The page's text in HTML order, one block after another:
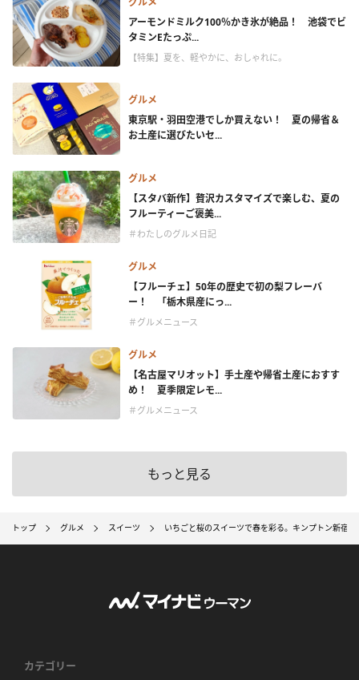
アーモンドミルク100％かき氷が絶品！ 池袋でビ
タミンEたっぷ...
【特集】夏を、軽やかに、おしゃれに。
グルメ
東京駅・羽田空港でしか買えない！ 夏の帰省＆
お土産に選びたいセ...
グルメ
【スタバ新作】贅沢カスタマイズで楽しむ、夏の
フルーティーご褒美...
＃わたしのグルメ日記
グルメ
【フルーチェ】50年の歴史で初の梨フレーバ
ー！ 「栃木県産にっ...
＃グルメニュース
グルメ
【名古屋マリオット】手土産や帰省土産におすす
め！ 夏季限定レモ...
＃グルメニュース
もっと見る
トップ グルメ スイーツ いちごと桜のスイーツで春を彩る。キンプトン新宿
カテゴリー